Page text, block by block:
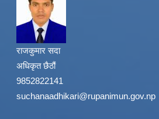
राजकुमार सदा
अधिकृत छैठौं
9852822141
suchanaadhikari@rupanimun.gov.np